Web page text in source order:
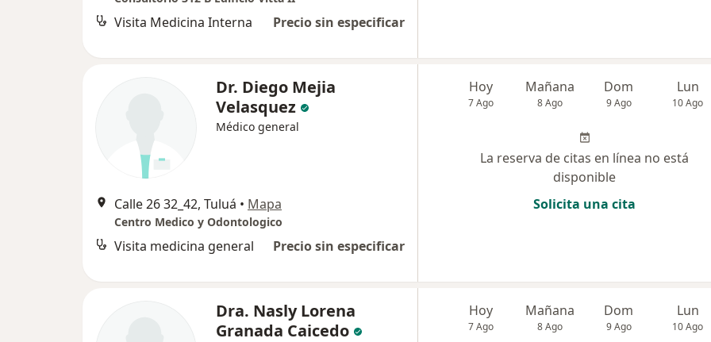
Visita Medicina Interna Precio sin especificar
Dr. Diego Mejia
Velasquez
Médico general
Calle 26 32_42, Tuluá • Mapa
Centro Medico y Odontologico
Visita medicina general Precio sin especificar
Hoy
7 Ago
Mañana
8 Ago
Dom
9 Ago
Lun
10 Ago
La reserva de citas en línea no está
disponible
Solicita una cita
Dra. Nasly Lorena
Granada Caicedo
Hoy
7 Ago
Mañana
8 Ago
Dom
9 Ago
Lun
10 Ago